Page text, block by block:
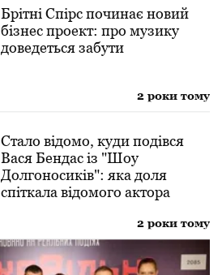
Брітні Спірс починає новий
бізнес проект: про музику
доведеться забути
2 роки тому
Стало відомо, куди подівся
Вася Бендас із "Шоу
Долгоносиків": яка доля
спіткала відомого актора
2 роки тому